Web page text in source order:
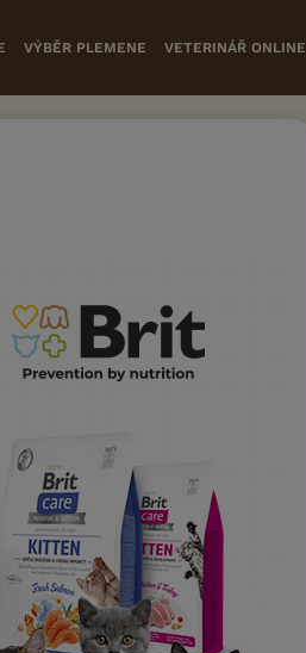
VÝBĚR PLEMENE VETERINÁŘ ONLINE